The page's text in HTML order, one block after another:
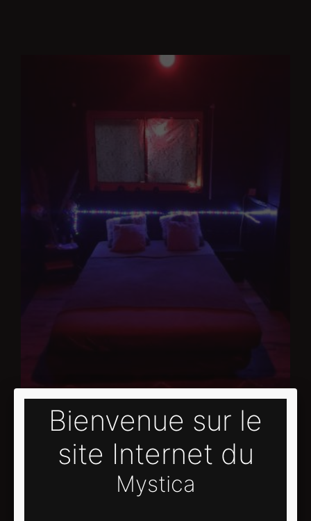
"Rhodes", un havre de paix conçu pour vous offrir
monde extérieur. Dès que vous franchirez le seuil,